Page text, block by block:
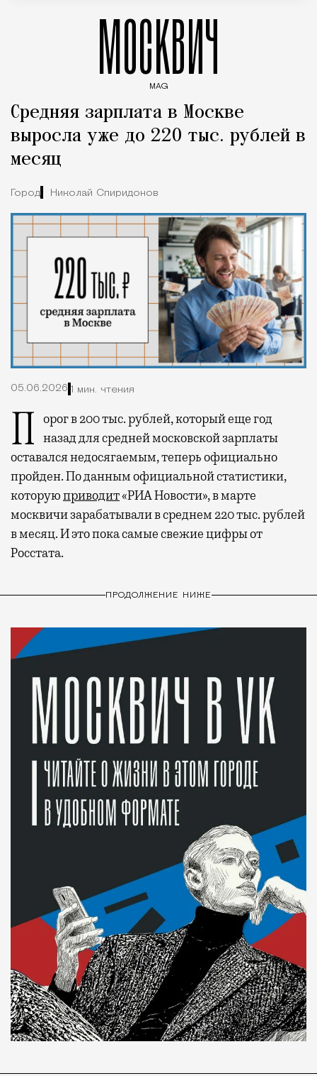
МОСКВИЧ
MAG
Средняя зарплата в Москве
выросла уже до 220 тыс. рублей в
месяц
Город Николай Спиридонов
05.06.2026 1 мин. чтения
Порог в 200 тыс. рублей, который еще год назад для средней московской зарплаты
оставался недосягаемым, теперь официально
пройден. По данным официальной статистики,
которуюприводит«РИА Новости», в марте
москвичи зарабатывали в среднем 220 тыс. рублей
в месяц. И это пока самые свежие цифры от
Росстата.
ПРОДОЛЖЕНИЕ НИЖЕ